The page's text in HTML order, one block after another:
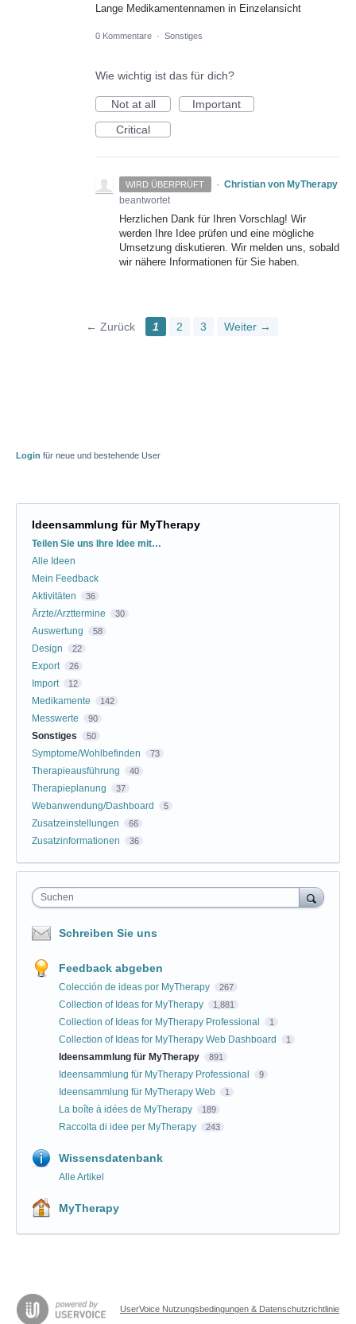
Lange Medikamentennamen in Einzelansicht
0 Kommentare · Sonstiges
Wie wichtig ist das für dich?
Not at all
Important
Critical
WIRD ÜBERPRÜFT · Christian von MyTherapy
beantwortet
Herzlichen Dank für Ihren Vorschlag! Wir
werden Ihre Idee prüfen und eine mögliche
Umsetzung diskutieren. Wir melden uns, sobald
wir nähere Informationen für Sie haben.
← Zurück 1 2 3 Weiter →
Login für neue und bestehende User
Ideensammlung für MyTherapy
Kategorien
Teilen Sie uns Ihre Idee mit…
Alle Ideen
Mein Feedback
Aktivitäten
36
Ärzte/Arzttermine 30
Auswertung 58
Design 22
Export 26
Import 12
Medikamente 142
Messwerte 90
Sonstiges 50
Symptome/Wohlbefinden 73
Therapieausführung 40
Therapieplanung 37
Webanwendung/Dashboard 5
Zusatzeinstellungen 66
Zusatzinformationen 36
Suchen
Schreiben Sie uns
Feedback abgeben
Colección de ideas por MyTherapy 267
Collection of Ideas for MyTherapy 1,881
Collection of Ideas for MyTherapy Professional 1
Collection of Ideas for MyTherapy Web Dashboard 1
Ideensammlung für MyTherapy 891
Ideensammlung für MyTherapy Professional 9
Ideensammlung für MyTherapy Web 1
La boîte à idées de MyTherapy 189
Raccolta di idee per MyTherapy 243
Wissensdatenbank
Alle Artikel
MyTherapy
UserVoice Nutzungsbedingungen & Datenschutzrichtlinie